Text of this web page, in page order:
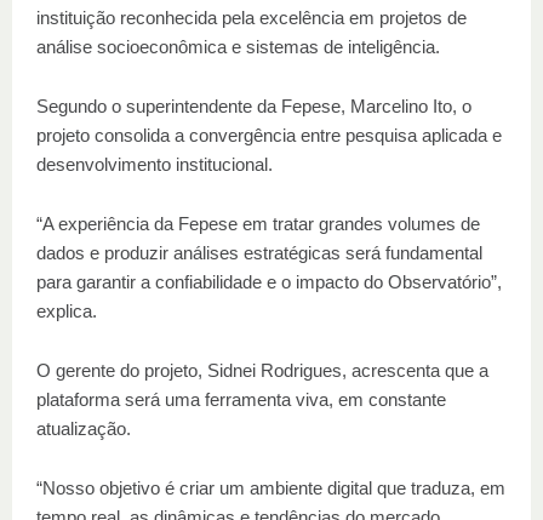
instituição reconhecida pela excelência em projetos de
análise socioeconômica e sistemas de inteligência.
Segundo o superintendente da Fepese, Marcelino Ito, o
projeto consolida a convergência entre pesquisa aplicada e
desenvolvimento institucional.
“A experiência da Fepese em tratar grandes volumes de
dados e produzir análises estratégicas será fundamental
para garantir a confiabilidade e o impacto do Observatório”,
explica.
O gerente do projeto, Sidnei Rodrigues, acrescenta que a
plataforma será uma ferramenta viva, em constante
atualização.
“Nosso objetivo é criar um ambiente digital que traduza, em